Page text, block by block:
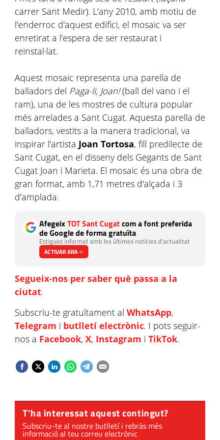
carrer Sant Medir). L'any 2010, amb motiu de
l'enderroc d'aquest edifici, el mosaic va ser
enretirat a l'espera de ser restaurat i
reinstal·lat.
Aquest mosaic representa una parella de
balladors del Paga-li, Joan!(ball del vano i el
ram), una de les mostres de cultura popular
més arrelades a Sant Cugat. Aquesta parella de
balladors, vestits a la manera tradicional, va
inspirar l'artista Joan Tortosa, fill predilecte de
Sant Cugat, en el disseny dels Gegants de Sant
Cugat Joan i Marieta. El mosaic és una obra de
gran format, amb 1,71 metres d'alçada i 3
d'amplada.
AfegeixTOT Sant Cugatcom a font preferida
de Google de forma gratuïta
Estigues informat amb les últimes notícies d'actualitat
ACTIVAR ARA
Segueix-nos per saber què passa a la
ciutat.
Subscriu-te gratuïtament al WhatsApp,
Telegram i butlletí electrònic. I pots seguir-
nos a Facebook, X, Instagram i TikTok.
T'ha interessat aquest contingut?
Subscriu-te al nostre butlletí i rebràs més
informació al teu correu electrònic